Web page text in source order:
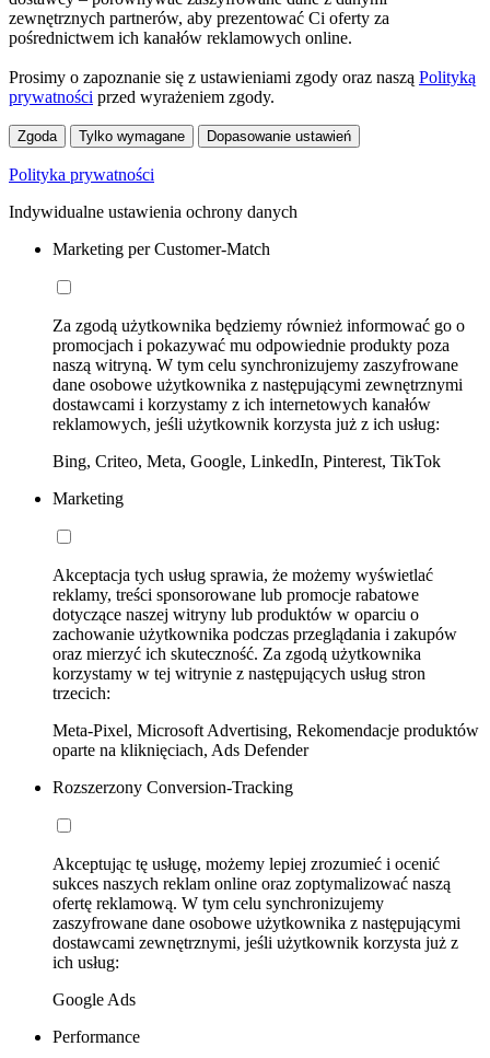
zewnętrznych partnerów, aby prezentować Ci oferty za
pośrednictwem ich kanałów reklamowych online.
Prosimy o zapoznanie się z ustawieniami zgody oraz naszą Polityką
prywatności przed wyrażeniem zgody.
Zgoda Tylko wymagane Dopasowanie ustawień
Polityka prywatności
Indywidualne ustawienia ochrony danych
Marketing per Customer-Match
Za zgodą użytkownika będziemy również informować go o
promocjach i pokazywać mu odpowiednie produkty poza
naszą witryną. W tym celu synchronizujemy zaszyfrowane
dane osobowe użytkownika z następującymi zewnętrznymi
dostawcami i korzystamy z ich internetowych kanałów
reklamowych, jeśli użytkownik korzysta już z ich usług:
Bing, Criteo, Meta, Google, LinkedIn, Pinterest, TikTok
Marketing
Akceptacja tych usług sprawia, że możemy wyświetlać
reklamy, treści sponsorowane lub promocje rabatowe
dotyczące naszej witryny lub produktów w oparciu o
zachowanie użytkownika podczas przeglądania i zakupów
oraz mierzyć ich skuteczność. Za zgodą użytkownika
korzystamy w tej witrynie z następujących usług stron
trzecich:
Meta-Pixel, Microsoft Advertising, Rekomendacje produktów
oparte na kliknięciach, Ads Defender
Rozszerzony Conversion-Tracking
Akceptując tę usługę, możemy lepiej zrozumieć i ocenić
sukces naszych reklam online oraz zoptymalizować naszą
ofertę reklamową. W tym celu synchronizujemy
zaszyfrowane dane osobowe użytkownika z następującymi
dostawcami zewnętrznymi, jeśli użytkownik korzysta już z
ich usług:
Google Ads
Performance